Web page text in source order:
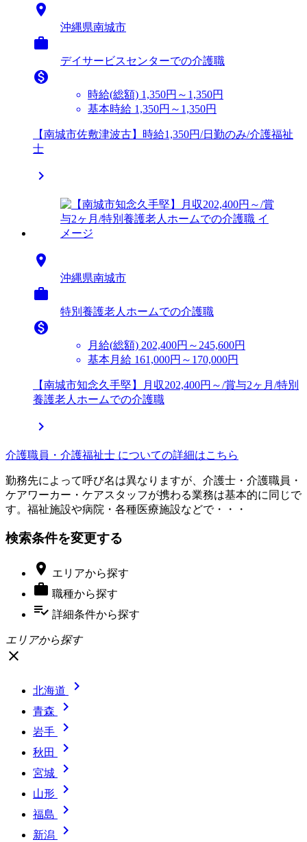

沖縄県南城市

デイサービスセンターでの介護職

時給(総額) 1,350円～1,350円
基本時給 1,350円～1,350円
【南城市佐敷津波古】時給1,350円/日勤のみ/介護福祉
士


沖縄県南城市

特別養護老人ホームでの介護職

月給(総額) 202,400円～245,600円
基本月給 161,000円～170,000円
【南城市知念久手堅】月収202,400円～/賞与2ヶ月/特別
養護老人ホームでの介護職

介護職員・介護福祉士 についての詳細はこちら
勤務先によって呼び名は異なりますが、介護士・介護職員・
ケアワーカー・ケアスタッフが携わる業務は基本的に同じで
す。福祉施設や病院・各種医療施設などで・・・
検索条件を変更する
 エリアから探す
 職種から探す
playlist_add_check 詳細条件から探す
エリアから探す
close
北海道 
青森 
岩手 
秋田 
宮城 
山形 
福島 
新潟 